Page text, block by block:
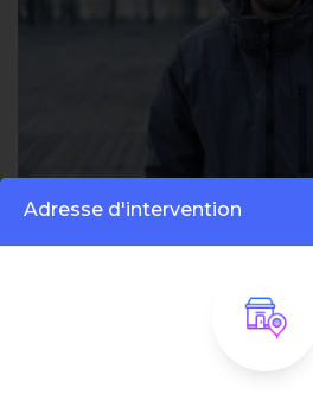
Adresse d'intervention
Jules M.